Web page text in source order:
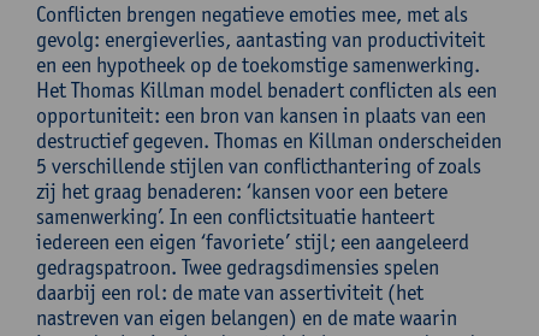
Conflicten brengen negatieve emoties mee, met als
gevolg: energieverlies, aantasting van productiviteit
en een hypotheek op de toekomstige samenwerking.
Het Thomas Killman model benadert conflicten als een
opportuniteit: een bron van kansen in plaats van een
destructief gegeven. Thomas en Killman onderscheiden
5 verschillende stijlen van conflicthantering of zoals
zij het graag benaderen: ‘kansen voor een betere
samenwerking’. In een conflictsituatie hanteert
iedereen een eigen ‘favoriete’ stijl; een aangeleerd
gedragspatroon. Twee gedragsdimensies spelen
daarbij een rol: de mate van assertiviteit (het
nastreven van eigen belangen) en de mate waarin